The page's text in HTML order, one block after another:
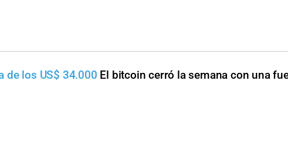
de los US$ 34.000 El bitcoin cerró la semana con una